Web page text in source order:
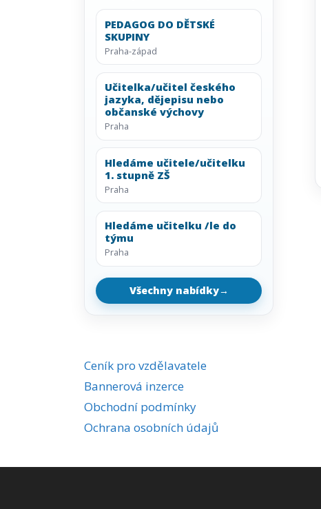
PEDAGOG DO DĚTSKÉ
SKUPINY
Praha-západ
Učitelka/učitel českého
jazyka, dějepisu nebo
občanské výchovy
Praha
Hledáme učitele/učitelku
1. stupně ZŠ
Praha
Hledáme učitelku /le do
týmu
Praha
Všechny nabídky→
Ceník pro vzdělavatele
Bannerová inzerce
Obchodní podmínky
Ochrana osobních údajů